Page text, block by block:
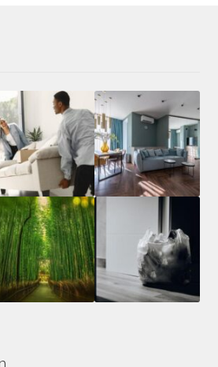
del av inredningen är
färgkombinationer på
väggar, möbler och
När du ska välja
nya boende eller om
dags att uppgradera...
Klicka här